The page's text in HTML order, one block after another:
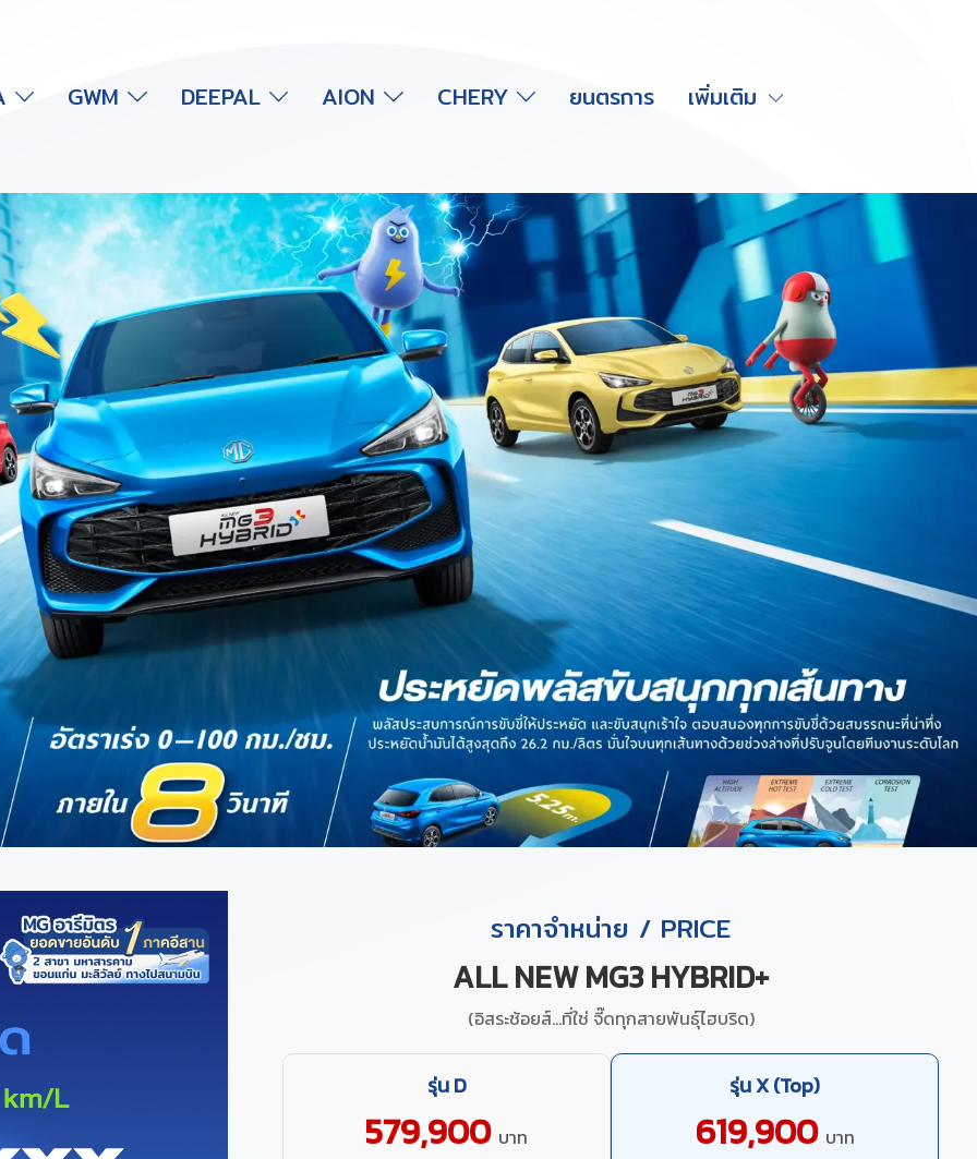
GWM DEEPAL AION CHERY ยนตรการ เพิ่มเติม
ราคาจำหน่าย / PRICE
ALL NEW MG3 HYBRID+
(อิสระช้อยส์...ที่ใช่ จี๊ดทุกสายพันธุ์ไฮบริด)
รุ่น D
579,900 บาท
รุ่น X (Top)
619,900 บาท